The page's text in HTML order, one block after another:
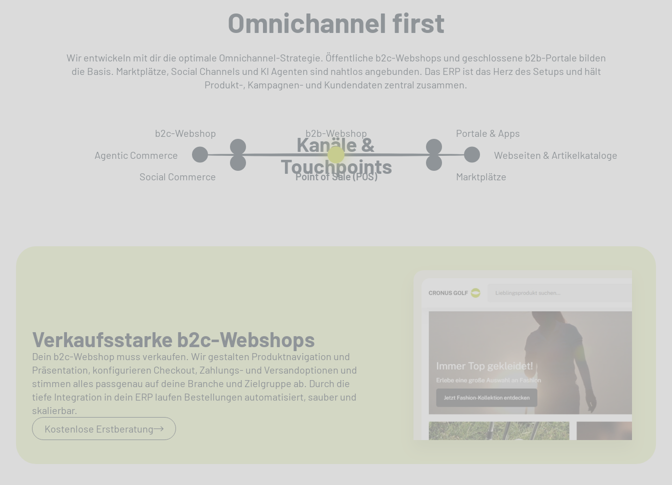
Omnichannel first
Wir entwickeln mit dir die optimale Omnichannel-Strategie. Öffentliche b2c-Webshops und geschlossene b2b-Portale bilden
die Basis. Marktplätze, Social Channels und KI Agenten sind nahtlos angebunden. Das ERP ist das Herz des Setups und hält
Produkt-, Kampagnen- und Kundendaten zentral zusammen.
Kanäle &
Touchpoints
b2b-Webshop
Portale & Apps
Webseiten & Artikelkataloge
Marktplätze
Point of Sale (POS)
Social Commerce
Agentic Commerce
b2c-Webshop
Verkaufsstarke b2c-Webshops
Dein b2c-Webshop muss verkaufen. Wir gestalten Produktnavigation und
Präsentation, konfigurieren Checkout, Zahlungs- und Versandoptionen und
stimmen alles passgenau auf deine Branche und Zielgruppe ab. Durch die
tiefe Integration in dein ERP laufen Bestellungen automatisiert, sauber und
skalierbar.
Kostenlose Erstberatung